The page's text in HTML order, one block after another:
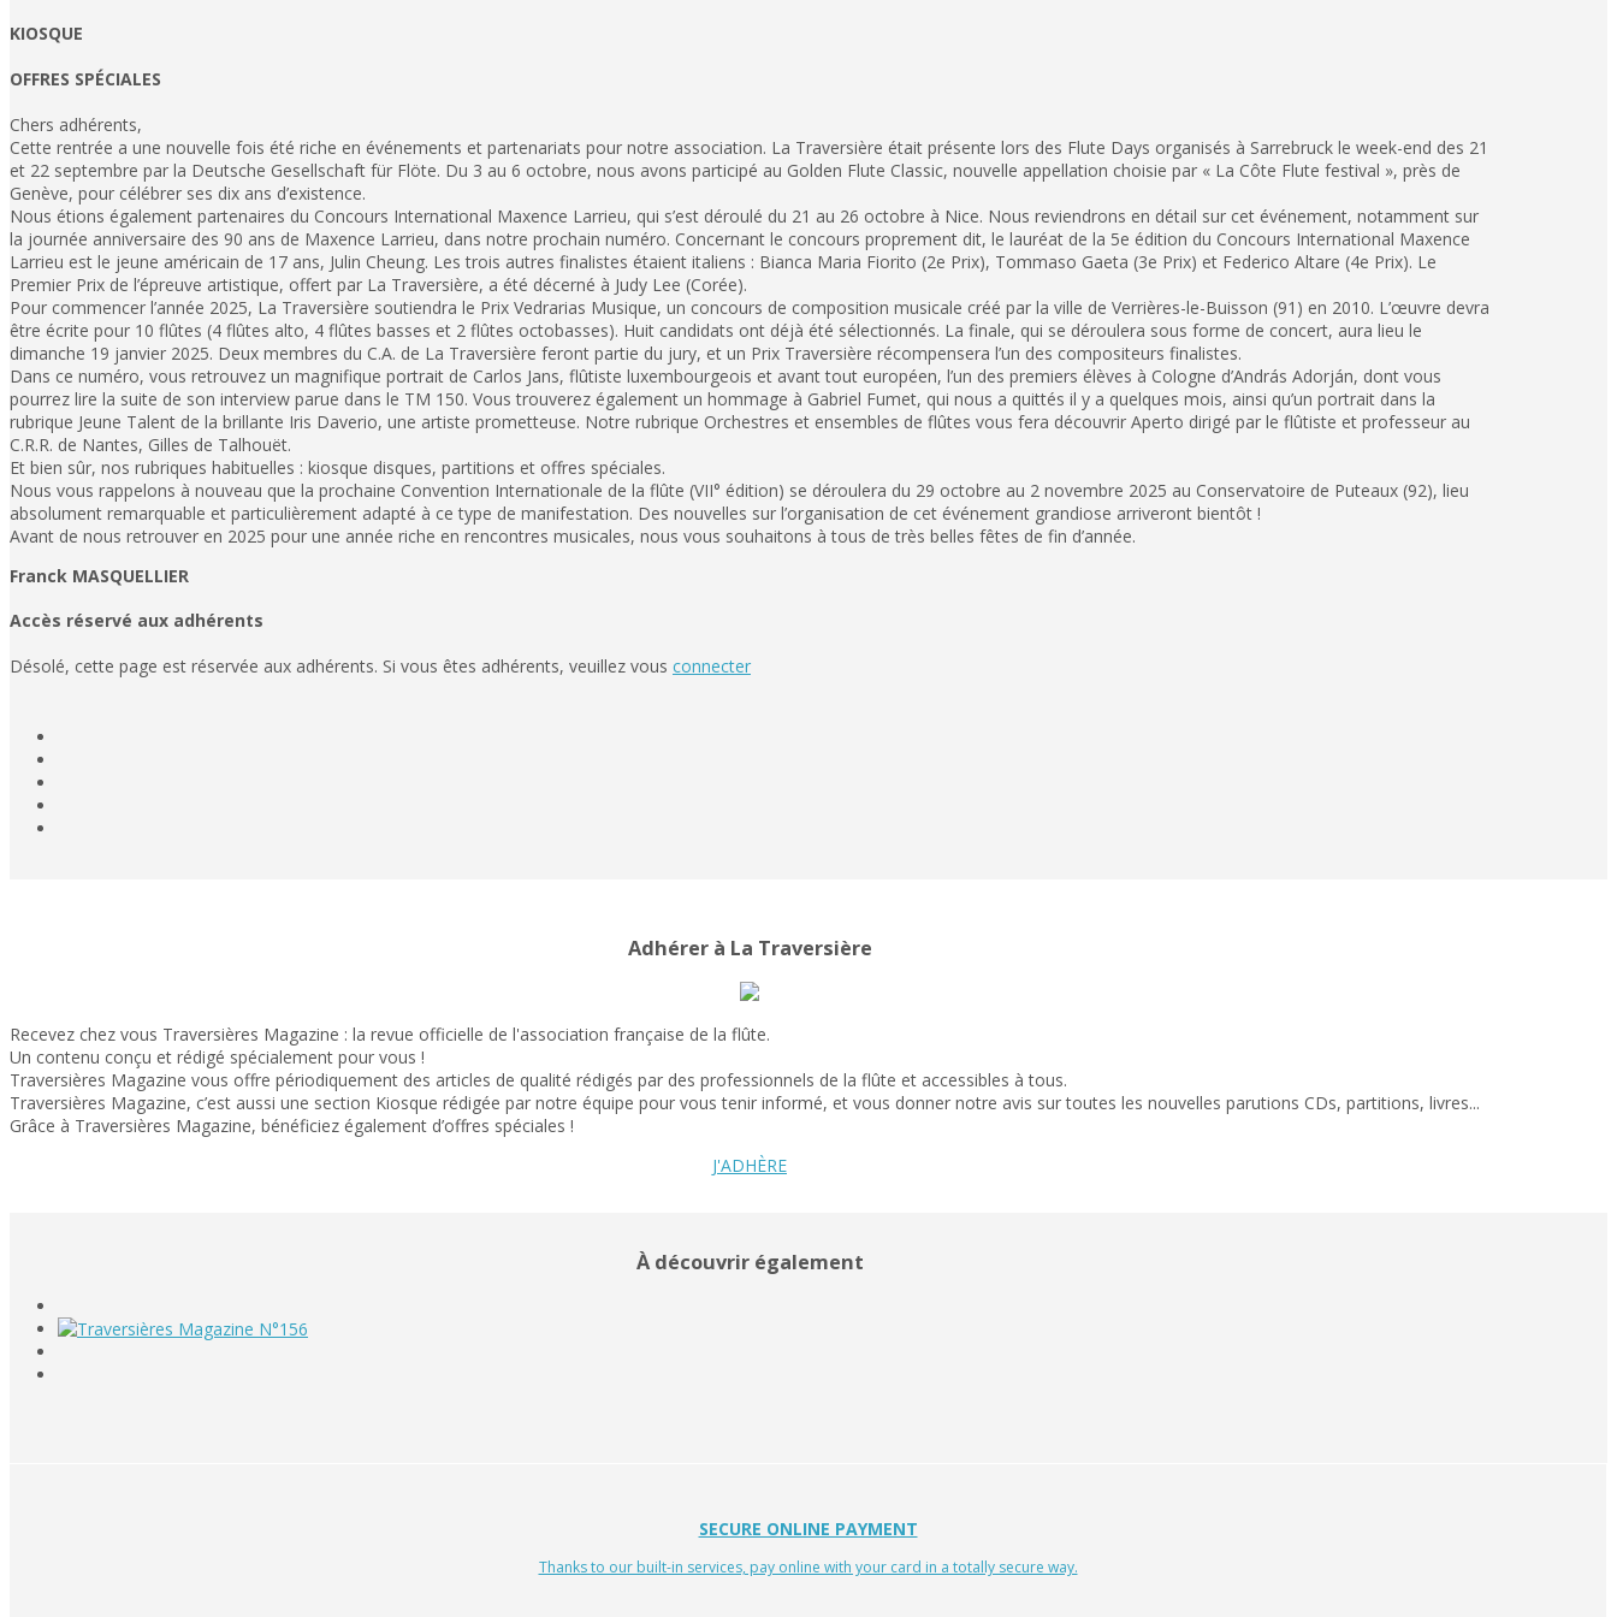
KIOSQUE
OFFRES SPÉCIALES
Chers adhérents,
Cette rentrée a une nouvelle fois été riche en événements et partenariats pour notre association. La Traversière était présente lors des Flute Days organisés à Sarrebruck le week-end des 21
et 22 septembre par la Deutsche Gesellschaft für Flöte. Du 3 au 6 octobre, nous avons participé au Golden Flute Classic, nouvelle appellation choisie par « La Côte Flute festival », près de
Genève, pour célébrer ses dix ans d’existence.
Nous étions également partenaires du Concours International Maxence Larrieu, qui s’est déroulé du 21 au 26 octobre à Nice. Nous reviendrons en détail sur cet événement, notamment sur
la journée anniversaire des 90 ans de Maxence Larrieu, dans notre prochain numéro. Concernant le concours proprement dit, le lauréat de la 5e édition du Concours International Maxence
Larrieu est le jeune américain de 17 ans, Julin Cheung. Les trois autres finalistes étaient italiens : Bianca Maria Fiorito (2e Prix), Tommaso Gaeta (3e Prix) et Federico Altare (4e Prix). Le
Premier Prix de l’épreuve artistique, offert par La Traversière, a été décerné à Judy Lee (Corée).
Pour commencer l’année 2025, La Traversière soutiendra le Prix Vedrarias Musique, un concours de composition musicale créé par la ville de Verrières-le-Buisson (91) en 2010. L’œuvre devra
être écrite pour 10 flûtes (4 flûtes alto, 4 flûtes basses et 2 flûtes octobasses). Huit candidats ont déjà été sélectionnés. La finale, qui se déroulera sous forme de concert, aura lieu le
dimanche 19 janvier 2025. Deux membres du C.A. de La Traversière feront partie du jury, et un Prix Traversière récompensera l’un des compositeurs finalistes.
Dans ce numéro, vous retrouvez un magnifique portrait de Carlos Jans, flûtiste luxembourgeois et avant tout européen, l’un des premiers élèves à Cologne d’András Adorján, dont vous
pourrez lire la suite de son interview parue dans le TM 150. Vous trouverez également un hommage à Gabriel Fumet, qui nous a quittés il y a quelques mois, ainsi qu’un portrait dans la
rubrique Jeune Talent de la brillante Iris Daverio, une artiste prometteuse. Notre rubrique Orchestres et ensembles de flûtes vous fera découvrir Aperto dirigé par le flûtiste et professeur au
C.R.R. de Nantes, Gilles de Talhouët.
Et bien sûr, nos rubriques habituelles : kiosque disques, partitions et offres spéciales.
Nous vous rappelons à nouveau que la prochaine Convention Internationale de la flûte (VII° édition) se déroulera du 29 octobre au 2 novembre 2025 au Conservatoire de Puteaux (92), lieu
absolument remarquable et particulièrement adapté à ce type de manifestation. Des nouvelles sur l’organisation de cet événement grandiose arriveront bientôt !
Avant de nous retrouver en 2025 pour une année riche en rencontres musicales, nous vous souhaitons à tous de très belles fêtes de fin d’année.
Franck MASQUELLIER
Accès réservé aux adhérents
Désolé, cette page est réservée aux adhérents. Si vous êtes adhérents, veuillez vous connecter
Adhérer à La Traversière
Recevez chez vous Traversières Magazine : la revue officielle de l'association française de la flûte.
Un contenu conçu et rédigé spécialement pour vous !
Traversières Magazine vous offre périodiquement des articles de qualité rédigés par des professionnels de la flûte et accessibles à tous.
Traversières Magazine, c’est aussi une section Kiosque rédigée par notre équipe pour vous tenir informé, et vous donner notre avis sur toutes les nouvelles parutions CDs, partitions, livres...
Grâce à Traversières Magazine, bénéficiez également d’offres spéciales !
J'ADHÈRE
À découvrir également
SECURE ONLINE PAYMENT
Thanks to our built-in services, pay online with your card in a totally secure way.